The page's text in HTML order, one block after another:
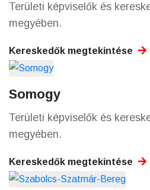
Területi képviselők és
megyében.
Kereskedők megtekintése
Somogy
Területi képviselők és
megyében.
Kereskedők megtekintése